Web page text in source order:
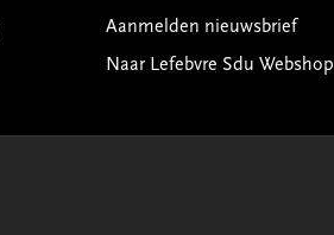
Aanmelden nieuwsbrief
Naar Lefebvre Sdu Webshop